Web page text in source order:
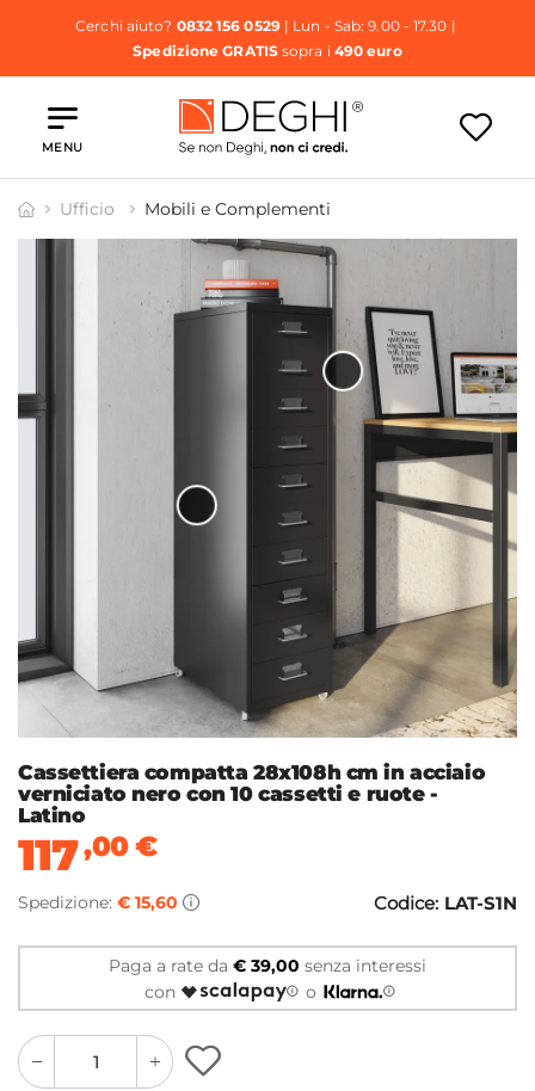
Cerchi aiuto? 0832 156 0529| Lun - Sab: 9.00 - 17.30 |
Spedizione GRATISsopra i 490 euro
MENU
Ufficio Mobili e Complementi
Cassettiera compatta 28x108h cm in acciaio
verniciato nero con 10 cassetti e ruote -
Latino
117,00€
Spedizione: € 15,60 Codice: LAT-S1N
Paga a rate da € 39,00 senza interessi
con
o
quantity
quantity
minus